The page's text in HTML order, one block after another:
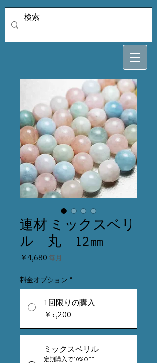
連材 ミックスベリ
ル 丸 12㎜
￥4,680 価
毎月
料金オプション *
1回限りの購入
￥5,200
ミックスベリル
定期購入で10%OFF